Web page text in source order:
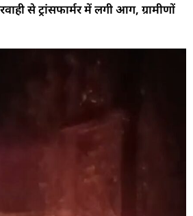
से ट्रांसफार्मर में लगी आग, ग्रामीणों